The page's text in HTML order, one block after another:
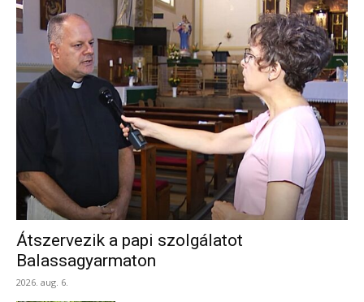
Átszervezik a papi szolgálatot
Balassagyarmaton
2026. aug. 6.